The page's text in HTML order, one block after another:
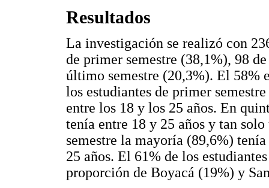
Resultados
La investigación se realizó con
de primer semestre (38,1%), 98
último semestre (20,3%). El 58%
los estudiantes de primer
entre los 18 y los 25 años. En
tenía entre 18 y 25 años y tan
semestre la mayoría (89,6%)
25 años. El 61% de los
proporción de Boyacá (19%) y